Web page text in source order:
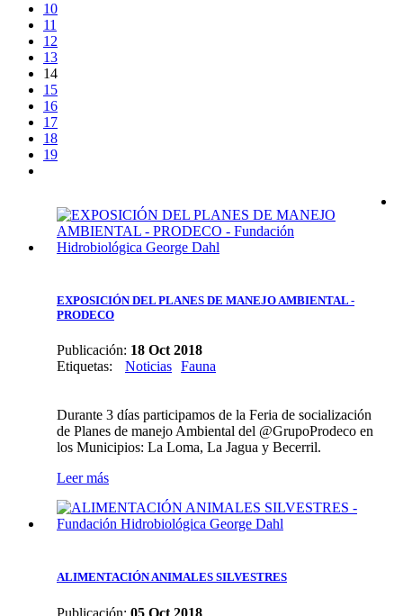
10
11
12
13
14
15
16
17
18
19
EXPOSICIÓN DEL PLANES DE MANEJO AMBIENTAL -
PRODECO
Publicación: 18 Oct 2018
Etiquetas: Noticias Fauna
Durante 3 días participamos de la Feria de socialización
de Planes de manejo Ambiental del @GrupoProdeco en
los Municipios: La Loma, La Jagua y Becerril.
Leer más
ALIMENTACIÓN ANIMALES SILVESTRES
Publicación: 05 Oct 2018